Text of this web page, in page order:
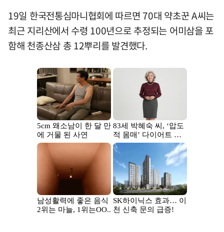
19일 한국전통심마니협회에 따르면 70대 약초꾼 A씨는
최근 지리산에서 수령 100년으로 추정되는 어미삼을 포
함해 천종산삼 총 12뿌리를 발견했다.